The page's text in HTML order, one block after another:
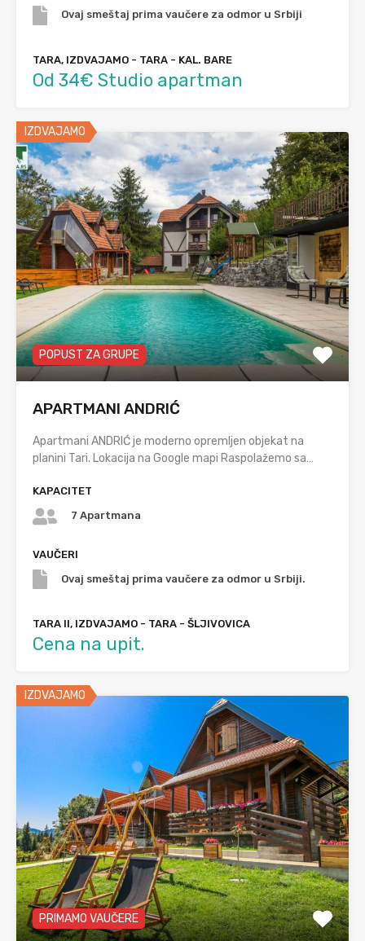
Ovaj smeštaj prima vaučere za odmor u Srbiji
TARA, IZDVAJAMO - TARA - KAL. BARE
Od 34€ Studio apartman
IZDVAJAMO
POPUST ZA GRUPE
APARTMANI ANDRIĆ
Apartmani ANDRIĆ je moderno opremljen objekat na
planini Tari. Lokacija na Google mapi Raspolažemo sa…
KAPACITET
7 Apartmana
VAUČERI
Ovaj smeštaj prima vaučere za odmor u Srbiji.
TARA II, IZDVAJAMO - TARA - ŠLJIVOVICA
Cena na upit.
IZDVAJAMO
PRIMAMO VAUČERE